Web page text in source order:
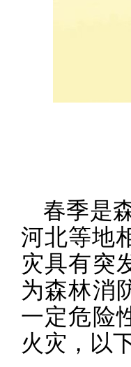
春季是
河北等地
灾具有突
为森林消
一定危险
火灾，以